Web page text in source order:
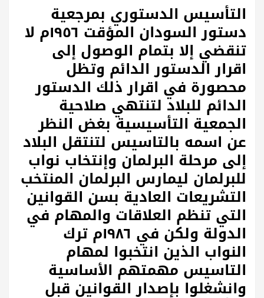
التأسيس الدستوري بمرجعية
دستور السودان المؤقت ١٩٥٦م لا
تنقضي إلا بتمام الوصول إلى
اقرار الدستور الدائم وتظل
محصورة في اقرار ذلك الدستور
الدائم للبلاد لتنتهي صلاحية
الجمعية التأسيسية بغض النظر
عن اسمه بالتاسيس لتنتقل البلاد
إلى مرحلة البرلمان وإنتخاب نواب
للبرلمان ليمارس البرلمان المنتخب
التشريعات العادية بسن القوانين
التي تنظم العلاقات والمهام في
الدولة ولكن في ١٩٨٦م ترك
النواب الذين انتخبوا لمهام
التاسيس مهمتهم الأساسية
وانشغلوا بإصدار القوانين قبل